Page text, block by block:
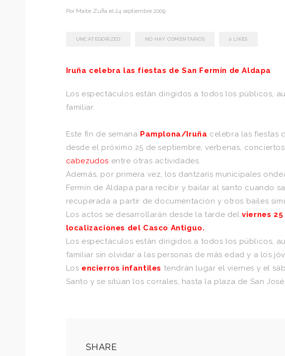
Por Maite Zufia el24 septiembre 2009
UNCATEGORIZED NO HAY COMENTARIOS 0 LIKES
Iruña celebra las fiestas de San Fermín de Aldapa
Los espectáculos están dirigidos a todos los públicos,
familiar.
Este fin de semana Pamplona/Iruña celebra las fiestas
desde el próximo 25 de septiembre, verbenas,
cabezudos entre otras actividades.
Además, por primera vez, los dantzaris municipales
Fermín de Aldapa para recibir y bailar al santo cuando
recuperada a partir de documentación y otros bailes
Los actos se desarrollarán desde la tarde delviernes
localizaciones del Casco Antiguo.
Los espectáculos están dirigidos a todos los públicos,
familiar sin olvidar a las personas de más edad y a los
Los encierros infantiles tendrán lugar el viernes y el
Santo y se sitúan los corrales, hasta la plaza de San José.
SHARE